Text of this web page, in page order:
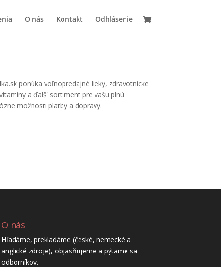
O nás Kontakt Odhlásenie
ponúka voľnopredajné lieky, zdravotnícke
a ďalší sortiment pre vašu plnú
možnosti platby a dopravy.
O nás
Hľadáme, prekladáme (české, nemecké a
anglické zdroje), objasňujeme a pýtame sa
odborníkov.